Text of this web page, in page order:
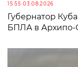
15:55 03.08.2026
Губернатор
БПЛА в Архипо-